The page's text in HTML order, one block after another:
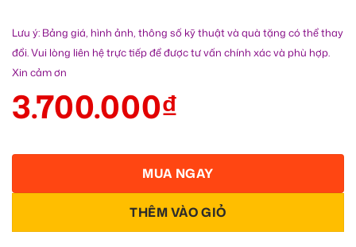
Lưu ý: Bảng giá, hình ảnh, thông số kỹ thuật và quà tặng có thể thay
đổi. Vui lòng liên hệ trực tiếp để được tư vấn chính xác và phù hợp.
Xin cảm ơn
3.700.000₫
THÊM VÀO GIỎ
MUA NGAY